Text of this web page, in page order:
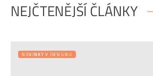
NEJČTENĚJŠÍ ČLÁNKY
NOVINKY V DESIGNU